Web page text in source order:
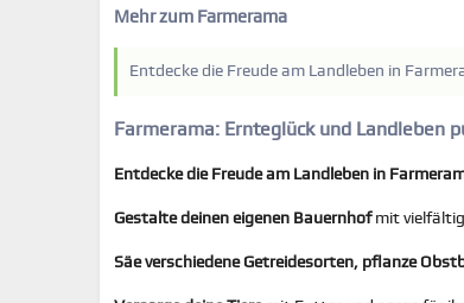
Mehr zum Farmerama
Entdecke die Freude am Landleben in
Farmerama: Ernteglück und Landleben
Entdecke die Freude am Landleben in
Gestalte deinen eigenen Bauernhofmit
Säe verschiedene Getreidesorten, pflanze